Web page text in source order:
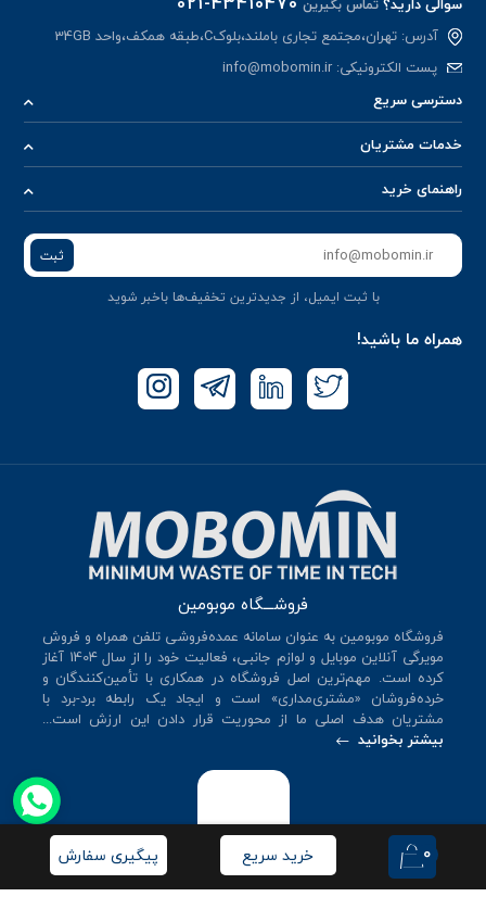
تماس بگیرین
آدرس: تهران،مجتمع تجاری باملند،بلوکC،طبقه همکف،واحد 34GB
پست الکترونیکی:info@mobomin.ir
دسترسی سریع
خدمات مشتریان
راهنمای خرید
ثبت
با ثبت ایمیل، از جدید‌ترین تخفیف‌ها با‌خبر شوید
همراه ما باشید!
فروشـــگاه موبومین
فروشگاه موبومین به عنوان سامانه عمده‌فروشی تلفن همراه و فروش
مویرگی آنلاین موبایل و لوازم جانبی، فعالیت خود را از سال 140۴ آغاز
کرده است. مهم‌ترین اصل فروشگاه در همکاری با تأمین‌کنندگان و
خرده‌فروشان «مشتری‌مداری» است و ایجاد یک رابطه برد-برد با
مشتریان هدف اصلی ما از محوریت قرار دادن این ارزش است...
بیشتر بخوانید
0 خرید سریع پیگیری سفارش